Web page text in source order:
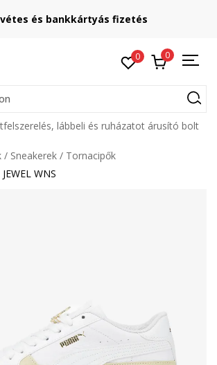
és bankkártyás fizetés
0 0
lábbeli és ruházatot árusító bolt
Sneakerek
Tornacipők
WNS